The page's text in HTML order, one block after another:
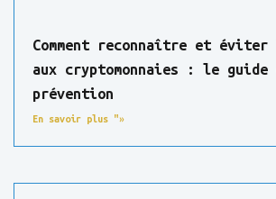
Comment reconnaître et
aux cryptomonnaies : le guide
prévention
En savoir plus "»